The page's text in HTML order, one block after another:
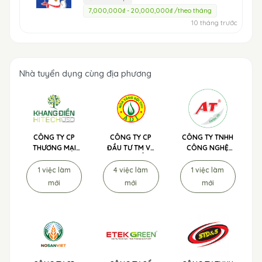
7,000,000₫ - 20,000,000₫ /theo tháng
10 tháng trước
Nhà tuyển dụng cùng địa phương
CÔNG TY CP
THƯƠNG MẠI
NÔNG NGHIỆP
CNC KHANG
ĐIỀN TUYỂN
1 việc làm
mới
CÔNG TY CP
ĐẦU TƯ TM VÀ
PHÁT TRIỂN
NÔNG NGHIỆP
ADI TUYỂN
4 việc làm
mới
CÔNG TY TNHH
CÔNG NGHỆ
SẠCH NÔNG
NGHIỆP TUYỂN
DỤNG
1 việc làm
mới